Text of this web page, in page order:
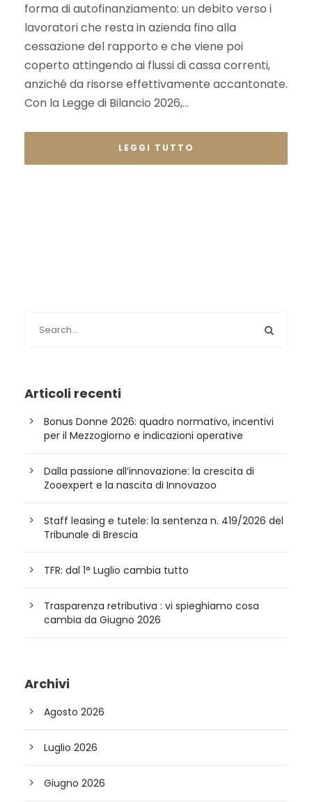
forma di autofinanziamento: un debito verso i
lavoratori che resta in azienda fino alla
cessazione del rapporto e che viene poi
coperto attingendo ai flussi di cassa correnti,
anziché da risorse effettivamente accantonate.
Con la Legge di Bilancio 2026,...
LEGGI TUTTO
Articoli recenti
Bonus Donne 2026: quadro normativo, incentivi
per il Mezzogiorno e indicazioni operative
Dalla passione all’innovazione: la crescita di
Zooexpert e la nascita di Innovazoo
Staff leasing e tutele: la sentenza n. 419/2026 del
Tribunale di Brescia
TFR: dal 1° Luglio cambia tutto
Trasparenza retributiva : vi spieghiamo cosa
cambia da Giugno 2026
Archivi
Agosto 2026
Luglio 2026
Giugno 2026